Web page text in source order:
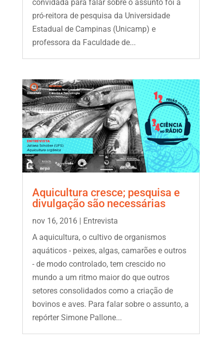
convidada para falar sobre o assunto foi a
pró-reitora de pesquisa da Universidade
Estadual de Campinas (Unicamp) e
professora da Faculdade de...
Aquicultura cresce; pesquisa e
divulgação são necessárias
nov 16, 2016| Entrevista
A aquicultura, o cultivo de organismos
aquáticos - peixes, algas, camarões e outros
- de modo controlado, tem crescido no
mundo a um ritmo maior do que outros
setores consolidados como a criação de
bovinos e aves. Para falar sobre o assunto, a
repórter Simone Pallone...